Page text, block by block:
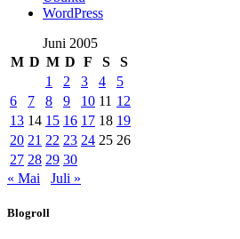
WordPress
Juni 2005
M D M D F S
S
1
2 3 4
5
6
7 8 9 10 11 12
13 14 15 16 17 18 19
20 21 22 23 24 25 26
27 28 29 30
« Mai
Juli »
Blogroll